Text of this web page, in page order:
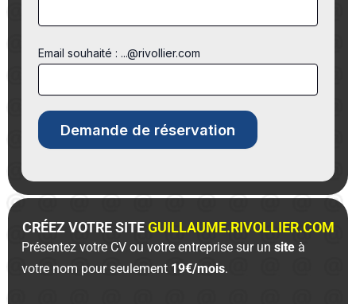
Email souhaité : ...@rivollier.com
CRÉEZ VOTRE SITE GUILLAUME.RIVOLLIER.COM
Présentez votre CV ou votre entreprise sur unsite à
votre nom pour seulement 19€/mois.